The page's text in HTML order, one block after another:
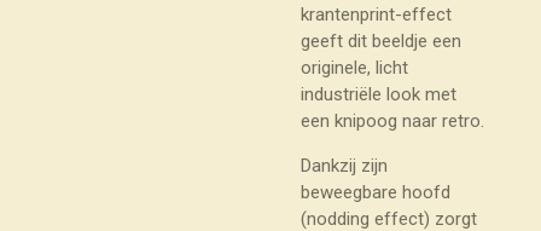
krantenprint-effect
geeft dit beeldje een
originele, licht
industriële look met
een knipoog naar retro.
Dankzij zijn
beweegbare hoofd
(nodding effect) zorgt